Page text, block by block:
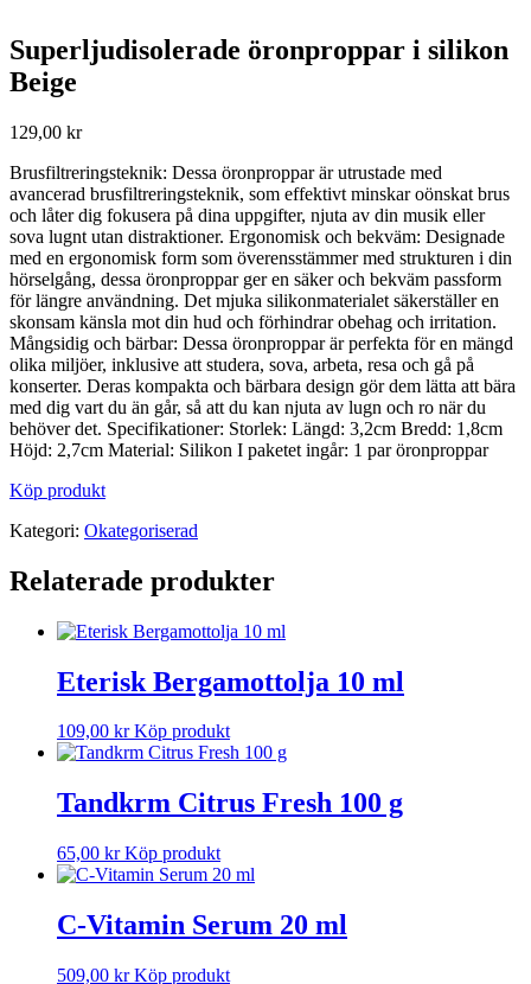
Superljudisolerade öronproppar i silikon
Beige
129,00 kr
Brusfiltreringsteknik: Dessa öronproppar är utrustade med
avancerad brusfiltreringsteknik, som effektivt minskar oönskat brus
och låter dig fokusera på dina uppgifter, njuta av din musik eller
sova lugnt utan distraktioner. Ergonomisk och bekväm: Designade
med en ergonomisk form som överensstämmer med strukturen i din
hörselgång, dessa öronproppar ger en säker och bekväm passform
för längre användning. Det mjuka silikonmaterialet säkerställer en
skonsam känsla mot din hud och förhindrar obehag och irritation.
Mångsidig och bärbar: Dessa öronproppar är perfekta för en mängd
olika miljöer, inklusive att studera, sova, arbeta, resa och gå på
konserter. Deras kompakta och bärbara design gör dem lätta att bära
med dig vart du än går, så att du kan njuta av lugn och ro när du
behöver det. Specifikationer: Storlek: Längd: 3,2cm Bredd: 1,8cm
Höjd: 2,7cm Material: Silikon I paketet ingår: 1 par öronproppar
Köp produkt
Kategori: Okategoriserad
Relaterade produkter
Eterisk Bergamottolja 10 ml
109,00 kr Köp produkt
Tandkrm Citrus Fresh 100 g
65,00 kr Köp produkt
C-Vitamin Serum 20 ml
509,00 kr Köp produkt